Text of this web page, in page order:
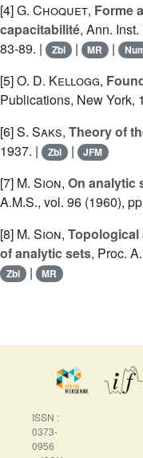
[4]G. Choquet, Forme
capacitabilité, Ann.
83-89. |
Zbl | MR |
[5]O. D. Kellogg,
Publications, New York,
[6]S. Saks, Theory of
1937. |
Zbl | JFM
[7] M. Sion, On analytic
A.M.S., vol. 96 (1960),
[8] M. Sion, Topological
of analytic sets, Proc.
Zbl | MR
ISSN :
0373-
0956